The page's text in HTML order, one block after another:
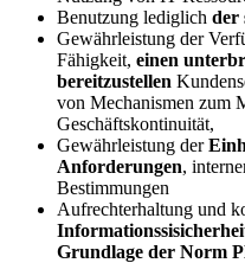
Benutzung lediglich der
Gewährleistung der
Fähigkeit, einen
bereitzustellen
von Mechanismen zum
Geschäftskontinuität,
Gewährleistung der
Anforderungen,
Bestimmungen
Aufrechterhaltung und
Grundlage der Norm